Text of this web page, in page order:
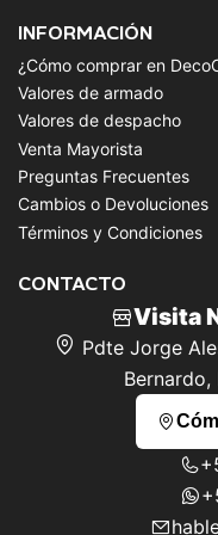
INFORMACIÓN
¿Cómo comprar en
Valores de armado
Valores de despacho
Venta Mayorista
Preguntas Frecuentes
Cambios o Devoluciones
Términos y Condiciones
CONTACTO
Visita
Pdte Jorge